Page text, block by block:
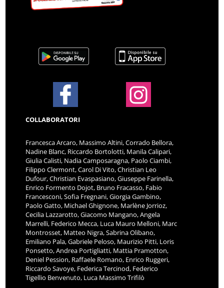
COLLABORATORI
Francesca Arcaro, Massimo Altini, Corrado Bellora,
Nadine Blanc, Riccardo Bortolotti, Manila Calipari,
Giulia Calisti, Nadia Camposaragna, Paolo Ciambi,
Filippo Clermont, Carol Di Vito, Christian Leo
Dufour, Christian Evaspasiano, Giuseppe Farinella,
Enrico Formento Dojot, Bruno Fracasso, Fabio
Francesconi, Sofia Fregnani, Giorgia Gambino,
Paolo Gatto, Michael Ghignone, Marlène Jorrioz,
Cecilia Lazzarotto, Giacomo Mangano, Angela
Marrelli, Federico Mecca, Luca Mauro Melloni, Marc
Montrosset, Matteo Nigra, Sabrina Olibano,
Emiliano Pala, Gabriele Peloso, Maurizio Pitti, Loris
Ponsetto, Andrea Portigliatti, Mattia Pramotton,
Deniel Pession, Raffaele Romano, Enrico Ruggeri,
Riccardo Savoye, Federica Tercinod, Federico
Tigellio Benvenuto, Luca Massimo Trifilò